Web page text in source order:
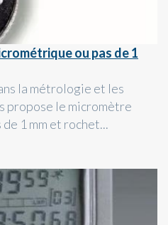
ou pas de 1
la métrologie et les
propose le micromètre
1 mm et rochet...